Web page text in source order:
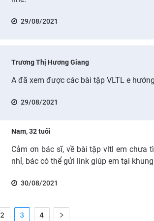
29/08/2021
Trương Thị Hương Giang
A đã xem được các bài tập VLTL e
29/08/2021
Nam, 32 tuổi
Cảm ơn bác sĩ, về bài tập vltl em chưa
nhỉ, bác có thể gửi link giúp em tại
30/08/2021
2 3 4